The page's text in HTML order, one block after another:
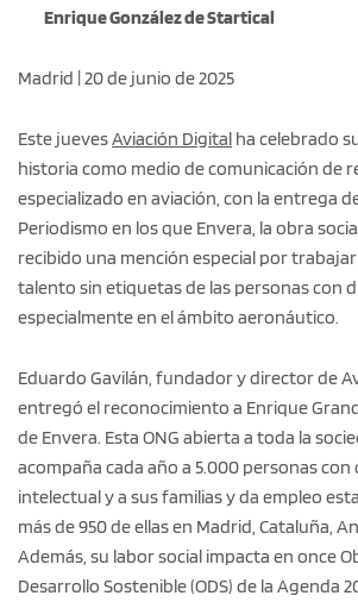
Enrique González de Startical
Madrid | 20 de junio de 2025
Este juevesAviación Digital ha celebrado
historia como medio de comunicación de
especializado en aviación, con la entrega
Periodismo en los que Envera, la obra
recibido una mención especial por
talento sin etiquetas de las personas con
especialmente en el ámbito aeronáutico.
Eduardo Gavilán, fundador y director de
entregó el reconocimiento a Enrique
de Envera. Esta ONG abierta a toda la
acompaña cada año a 5.000 personas con
intelectual y a sus familias y da empleo
más de 950 de ellas en Madrid, Cataluña,
Además, su labor social impacta en once
Desarrollo Sostenible (ODS) de la Agenda